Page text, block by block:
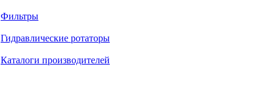
Фильтры
Гидравлические ротаторы
Каталоги производителей